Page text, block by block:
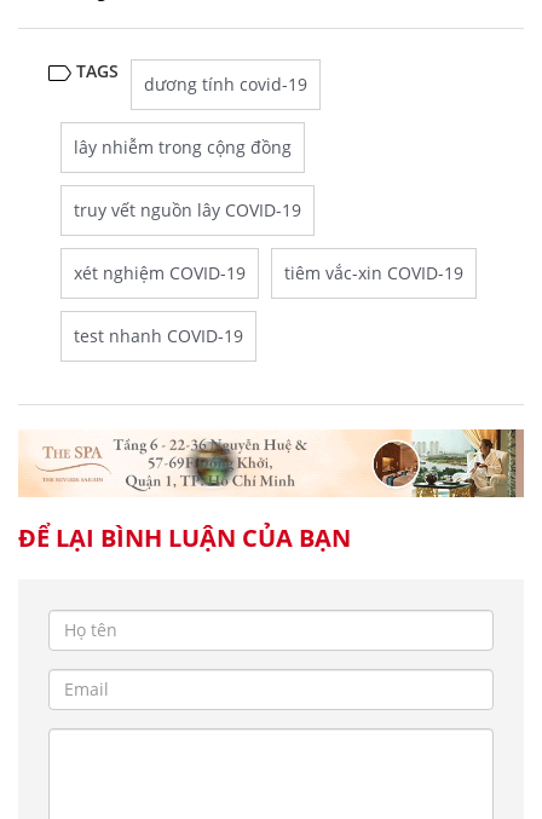
TAGS
dương tính covid-19
lây nhiễm trong cộng đồng
truy vết nguồn lây COVID-19
xét nghiệm COVID-19 tiêm vắc-xin COVID-19
test nhanh COVID-19
ĐỂ LẠI BÌNH LUẬN CỦA BẠN